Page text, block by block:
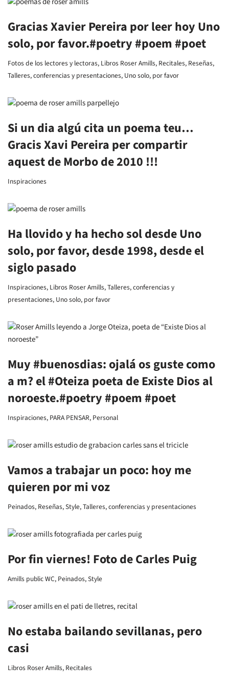
Gracias Xavier Pereira por leer hoy Uno
solo, por favor.#poetry #poem #poet
Fotos de los lectores y lectoras, Libros Roser Amills, Recitales, Reseñas,
Talleres, conferencias y presentaciones, Uno solo, por favor
Si un dia algú cita un poema teu…
Gracis Xavi Pereira per compartir
aquest de Morbo de 2010 !!!
Inspiraciones
Ha llovido y ha hecho sol desde Uno
solo, por favor, desde 1998, desde el
siglo pasado
Inspiraciones, Libros Roser Amills,Talleres, conferencias y
presentaciones, Uno solo, por favor
Muy #buenosdias: ojalá os guste como
a m? el #Oteiza poeta de Existe Dios al
noroeste.#poetry #poem #poet
Inspiraciones, PARA PENSAR, Personal
Vamos a trabajar un poco: hoy me
quieren por mi voz
Peinados, Reseñas,Style,Talleres, conferencias y presentaciones
Por fin viernes! Foto de Carles Puig
Amills public WC, Peinados,Style
No estaba bailando sevillanas, pero
casi
Libros Roser Amills, Recitales